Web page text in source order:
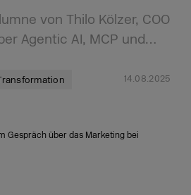
von Thilo Kölzer, COO
Agentic AI, MCP und…
14.08.2025